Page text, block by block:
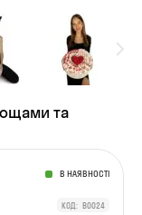
та
В НАЯВНОСТІ
КОД: B0024